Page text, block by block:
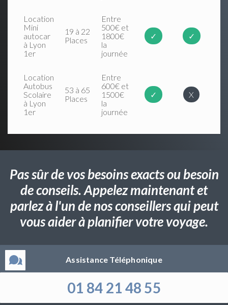
Location
Mini
autocar
à Lyon
1er
19 à 22
Places
Entre
500€ et
1800€
la
journée
✓ ✓
Location
Autobus
Scolaire
à Lyon
1er
53 à 65
Places
Entre
600€ et
1500€
la
journée
✓ X
Pas sûr de vos besoins exacts ou besoin
de conseils. Appelez maintenant et
parlez à l'un de nos conseillers qui peut
vous aider à planifier votre voyage.
Assistance Téléphonique
01 84 21 48 55